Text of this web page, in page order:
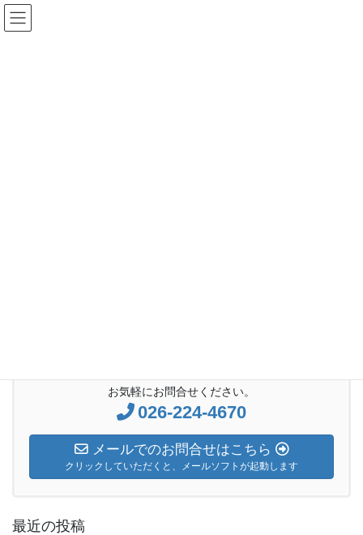
コ
ン
ナ
ビ
お気軽にお問合せください。
026-224-4670
メールでのお問合せはこちら
クリックしていただくと、メールソフトが起動します
最近の投稿